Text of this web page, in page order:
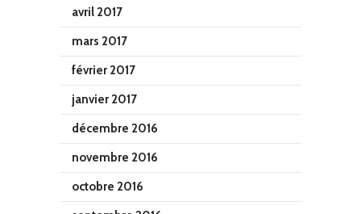
avril 2017
mars 2017
février 2017
janvier 2017
décembre 2016
novembre 2016
octobre 2016